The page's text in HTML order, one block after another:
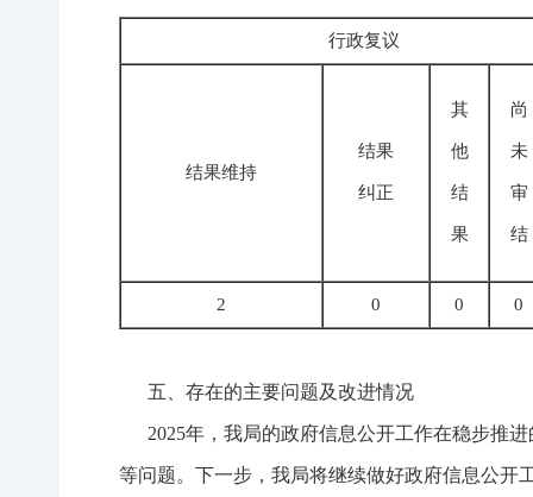
行政复议
结果维持
结果
纠正
其
他
结
果
尚
未
审
结
2 0 0 0
五、存在的主要问题及改进情况
2025年，我局的政府信息公开工作在稳步推进
等问题。下一步，我局将继续做好政府信息公开